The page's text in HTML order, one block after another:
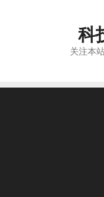
科
关注本